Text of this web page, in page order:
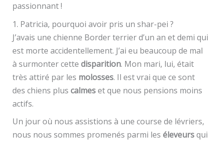
passionnant !
1. Patricia, pourquoi avoir pris un shar-pei ?
J’avais une chienne Border terrier d’un an et demi qui
est morte accidentellement. J’ai eu beaucoup de mal
à surmonter cette disparition. Mon mari, lui, était
très attiré par les molosses. Il est vrai que ce sont
des chiens plus calmeset que nous pensions moins
actifs.
Un jour où nous assistions à une course de lévriers,
nous nous sommes promenés parmi les éleveursqui